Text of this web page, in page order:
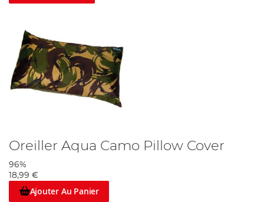
Oreiller Aqua Camo Pillow Cover
96%
18,99 €
Ajouter Au Panier